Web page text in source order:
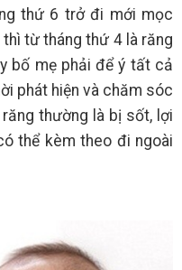
thứ 6 trở đi mới mọc
từ tháng thứ 4 là răng
bố mẹ phải để ý tất cả
phát hiện và chăm sóc
thường là bị sốt, lợi
thể kèm theo đi ngoài